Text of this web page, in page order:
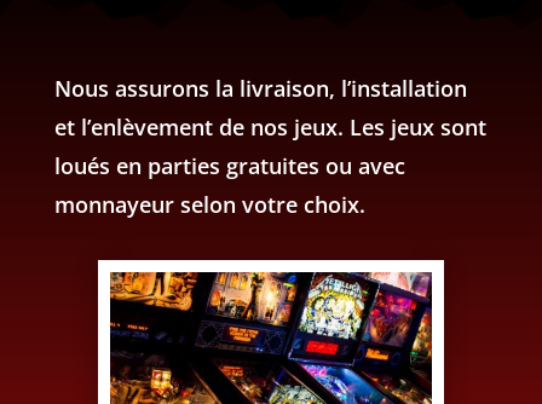
Nous assurons la livraison, l’installation
et l’enlèvement de nos jeux. Les jeux sont
loués en parties gratuites ou avec
monnayeur selon votre choix.